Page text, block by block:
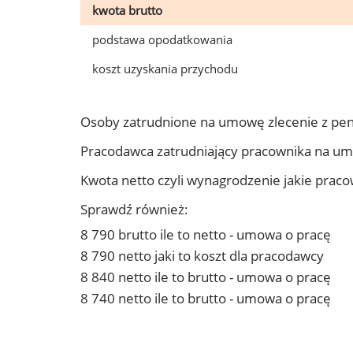
kwota brutto
podstawa opodatkowania
koszt uzyskania przychodu
Osoby zatrudnione na umowę zlecenie z
Pracodawca zatrudniający pracownika na
Kwota netto czyli wynagrodzenie jakie
Sprawdź również:
8 790 brutto ile to netto - umowa o pracę
8 790 netto jaki to koszt dla pracodawcy
8 840 netto ile to brutto - umowa o pracę
8 740 netto ile to brutto - umowa o pracę